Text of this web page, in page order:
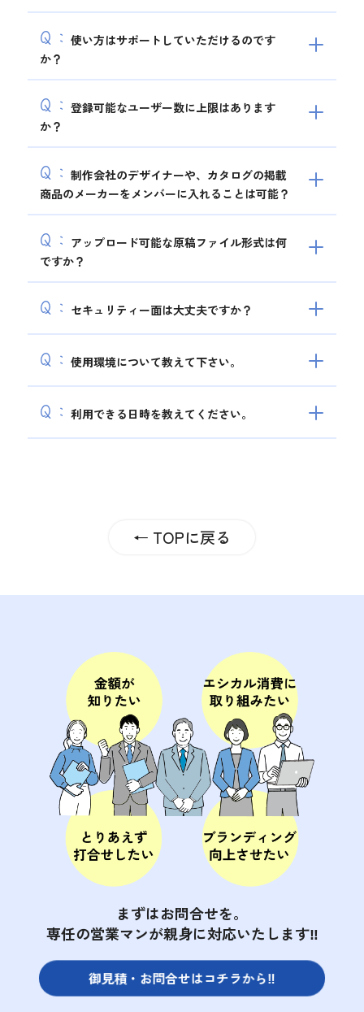
Q： 使い方はサポートしていただけるのです
か？
Q： 登録可能なユーザー数に上限はあります
か？
Q： 制作会社のデザイナーや、カタログの掲載
商品のメーカーをメンバーに入れることは可能？
Q： アップロード可能な原稿ファイル形式は何
ですか？
Q： セキュリティー面は大丈夫ですか？
Q： 使用環境について教えて下さい。
Q： 利用できる日時を教えてください。
← TOPに戻る
まずはお問合せを。
専任の営業マンが親身に対応いたします‼
御見積・お問合せはコチラから‼